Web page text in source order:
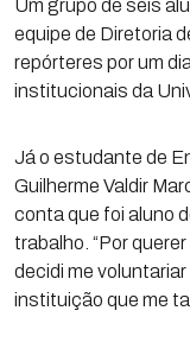
Um grupo de seis
equipe de Diretoria
repórteres por um
institucionais da
Já o estudante de
Guilherme Valdir
conta que foi aluno
trabalho. “Por
decidi me
instituição que me